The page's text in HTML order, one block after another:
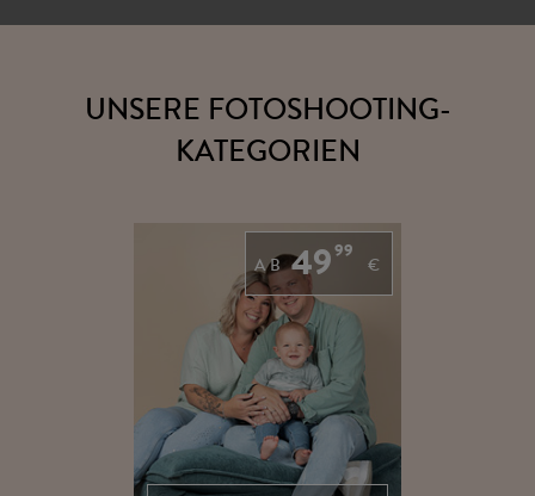
UNSERE FOTOSHOOTING-
KATEGORIEN
AB 4999
€